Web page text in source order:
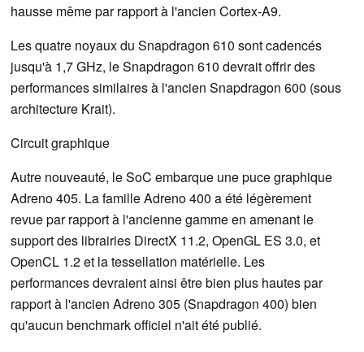
hausse même par rapport à l'ancien Cortex-A9.
Les quatre noyaux du Snapdragon 610 sont cadencés
jusqu'à 1,7 GHz, le Snapdragon 610 devrait offrir des
performances similaires à l'ancien Snapdragon 600 (sous
architecture Krait).
Circuit graphique
Autre nouveauté, le SoC embarque une puce graphique
Adreno 405. La famille Adreno 400 a été légèrement
revue par rapport à l'ancienne gamme en amenant le
support des librairies DirectX 11.2, OpenGL ES 3.0, et
OpenCL 1.2 et la tessellation matérielle. Les
performances devraient ainsi être bien plus hautes par
rapport à l'ancien Adreno 305 (Snapdragon 400) bien
qu'aucun benchmark officiel n'ait été publié.